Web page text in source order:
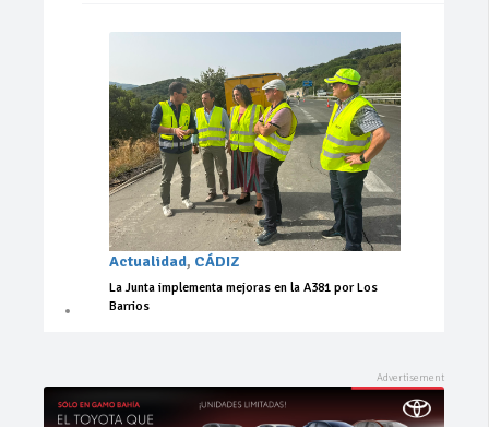
Actualidad, CÁDIZ
La Junta implementa mejoras en la A381 por Los
Barrios